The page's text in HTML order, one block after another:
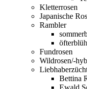
Kletterrosen
Japanische
Rambler
Fundrosen
Wildrosen/-
Bettina
Ewald